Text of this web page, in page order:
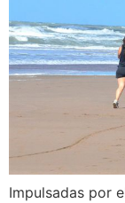
Impulsadas por